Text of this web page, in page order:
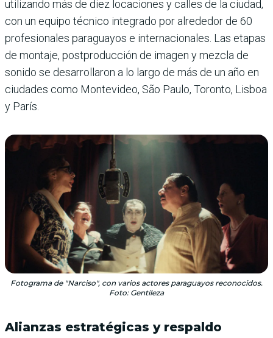
utilizando más de diez locaciones y calles de la ciudad,
con un equipo técnico integrado por alrededor de 60
profesionales paraguayos e internacionales. Las etapas
de montaje, postproducción de imagen y mezcla de
sonido se desarrollaron a lo largo de más de un año en
ciudades como Montevideo, São Paulo, Toronto, Lisboa
y París.
Fotograma de "Narciso", con varios actores paraguayos reconocidos.
Foto: Gentileza
Alianzas estratégicas y respaldo